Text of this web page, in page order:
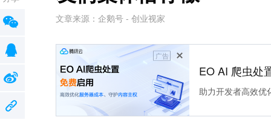
文章来源： 企鹅号 - 创业视家
广告
EO AI 爬虫处
助力开发者高效优